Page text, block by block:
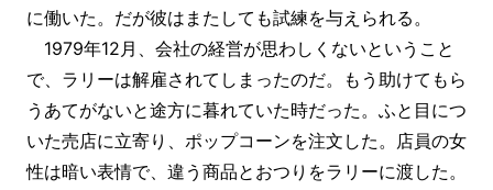
に働いた。だが彼はまたしても試練を与えられる。
1979年12月、会社の経営が思わしくないということ
で、ラリーは解雇されてしまったのだ。もう助けてもら
うあてがないと途方に暮れていた時だった。ふと目につ
いた売店に立寄り、ポップコーンを注文した。店員の女
性は暗い表情で、違う商品とおつりをラリーに渡した。